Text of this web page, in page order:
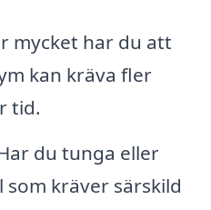
mycket har du att
kan kräva fler
tid.
du tunga eller
kräver särskild